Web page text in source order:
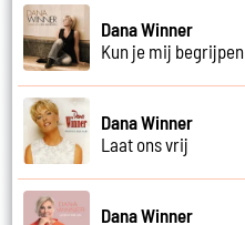
Dana Winner
Kun je mij begrijpen
Dana Winner
Laat ons vrij
Dana Winner